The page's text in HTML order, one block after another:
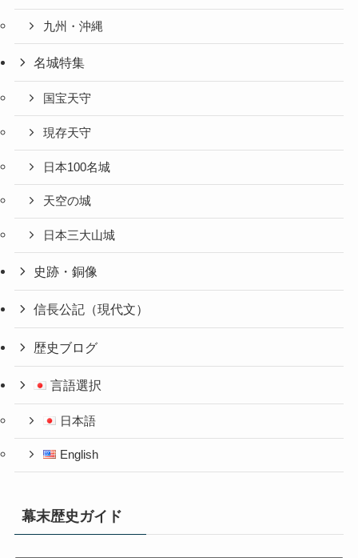
九州・沖縄
名城特集
国宝天守
現存天守
日本100名城
天空の城
日本三大山城
史跡・銅像
信長公記（現代文）
歴史ブログ
言語選択
日本語
English
幕末歴史ガイド